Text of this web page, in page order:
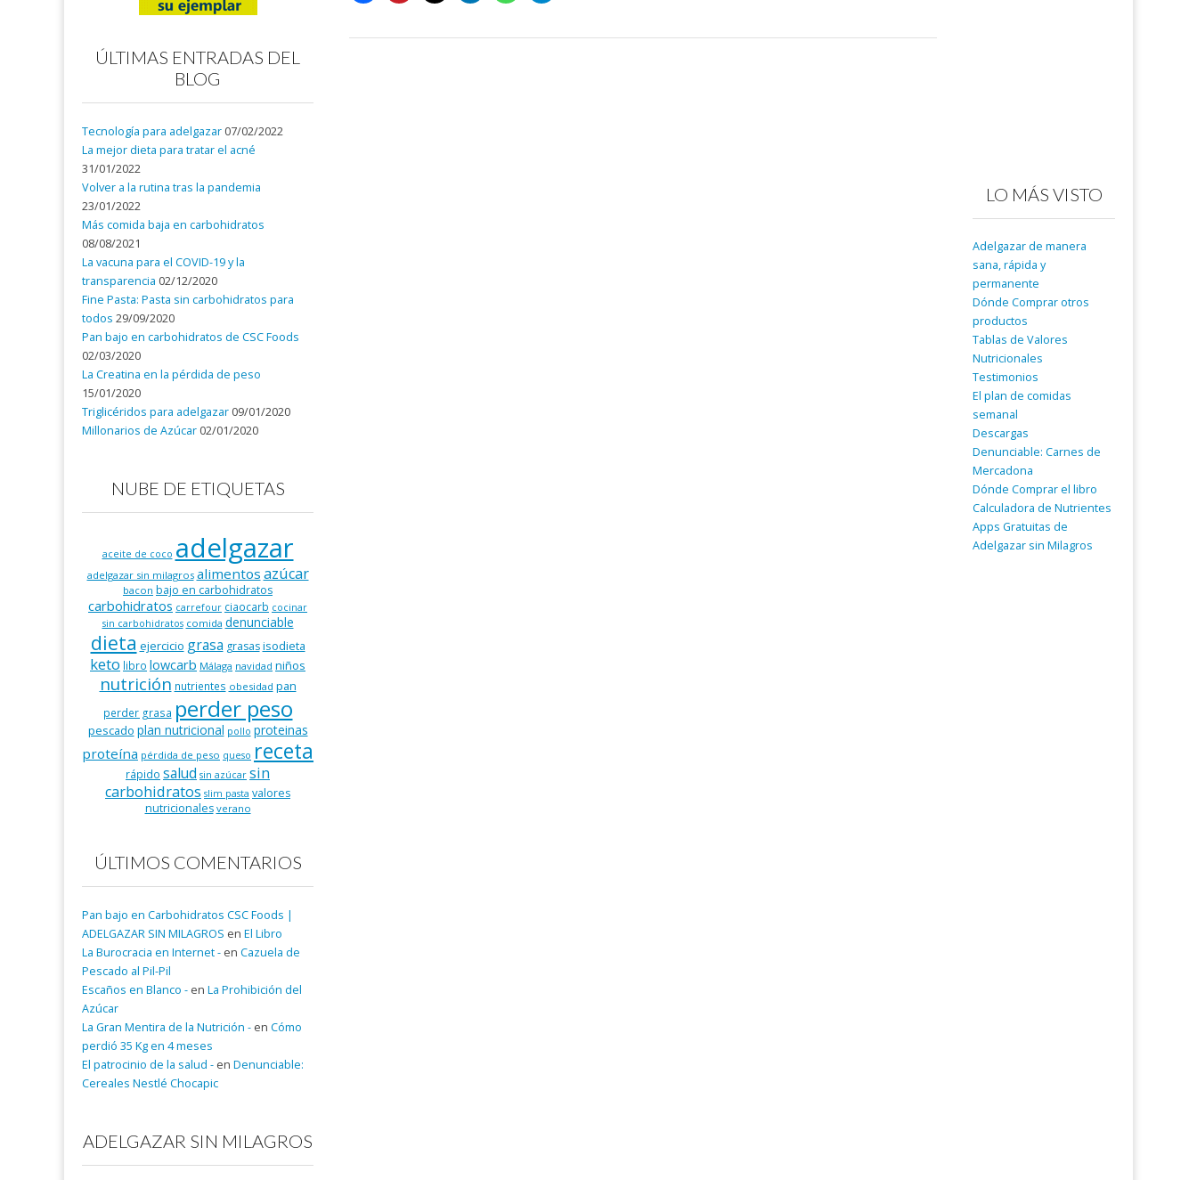
ÚLTIMAS ENTRADAS DEL
BLOG
Tecnología para adelgazar 07/02/2022
La mejor dieta para tratar el acné
31/01/2022
Volver a la rutina tras la pandemia
23/01/2022
Más comida baja en carbohidratos
08/08/2021
La vacuna para el COVID-19 y la
transparencia 02/12/2020
Fine Pasta: Pasta sin carbohidratos para
todos 29/09/2020
Pan bajo en carbohidratos de CSC Foods
02/03/2020
La Creatina en la pérdida de peso
15/01/2020
Triglicéridos para adelgazar 09/01/2020
Millonarios de Azúcar 02/01/2020
NUBE DE ETIQUETAS
aceite de coco adelgazar
adelgazar sin milagros alimentos azúcar
bacon bajo en carbohidratos
carbohidratos carrefour ciaocarb cocinar
sin carbohidratos comida denunciable
dieta ejercicio grasa grasas isodieta
keto libro lowcarb Málaga navidad niños
nutrición nutrientes obesidad pan
perder grasa perder peso
pescado plan nutricional pollo proteinas
proteína pérdida de peso queso receta
rápido salud sin azúcar sin
carbohidratos slim pasta valores
nutricionales verano
ÚLTIMOS COMENTARIOS
Pan bajo en Carbohidratos CSC Foods |
ADELGAZAR SIN MILAGROS en El Libro
La Burocracia en Internet - en Cazuela de
Pescado al Pil-Pil
Escaños en Blanco - en La Prohibición del
Azúcar
La Gran Mentira de la Nutrición - en Cómo
perdió 35 Kg en 4 meses
El patrocinio de la salud - en Denunciable:
Cereales Nestlé Chocapic
ADELGAZAR SIN MILAGROS
LO MÁS VISTO
Adelgazar de manera
sana, rápida y
permanente
Dónde Comprar otros
productos
Tablas de Valores
Nutricionales
Testimonios
El plan de comidas
semanal
Descargas
Denunciable: Carnes de
Mercadona
Dónde Comprar el libro
Calculadora de Nutrientes
Apps Gratuitas de
Adelgazar sin Milagros